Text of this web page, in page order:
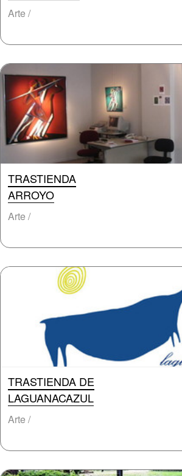
Arte /
TRASTIENDA
ARROYO
Arte /
TRASTIENDA DE
LAGUANACAZUL
Arte /